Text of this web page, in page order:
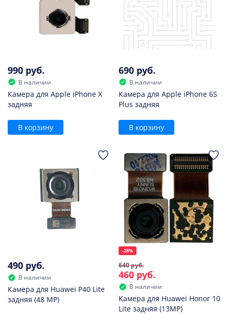
990 руб.
В наличии
Камера для Apple iPhone X
задняя
В корзину
690 руб.
В наличии
Камера для Apple iPhone 6S
Plus задняя
В корзину
490 руб.
В наличии
Камера для Huawei P40 Lite
задняя (48 MP)
-28%
640 руб.
460 руб.
В наличии
Камера для Huawei Honor 10
Lite задняя (13MP)